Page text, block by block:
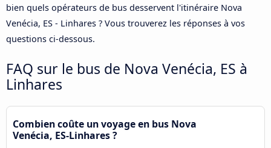
bien quels opérateurs de bus desservent l'itinéraire Nova
Venécia, ES - Linhares ? Vous trouverez les réponses à vos
questions ci-dessous.
FAQ sur le bus de Nova Venécia, ES à
Linhares
Combien coûte un voyage en bus Nova
Venécia, ES-Linhares ?